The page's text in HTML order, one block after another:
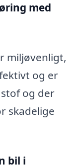
med
miljøvenligt,
og er
og der
skadelige
bil i